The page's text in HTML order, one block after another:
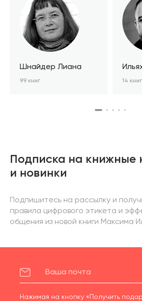
Шнайдер Лиана
99 книг 14 книг
Подписка на книжные
и новинки
Подпишитесь на рассылку и
правила цифрового этикета и
общения из новой книги Максима
Нажимая на кнопку «Получить